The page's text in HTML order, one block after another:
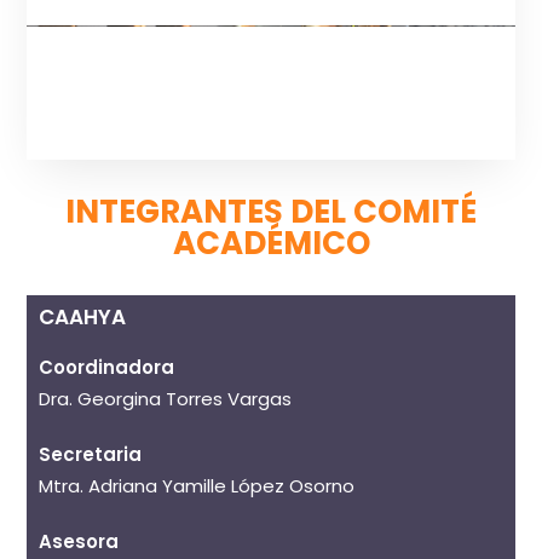
INTEGRANTES DEL COMITÉ
ACADÉMICO
CAAHYA
Coordinadora
Dra. Georgina Torres Vargas
Secretaria
Mtra. Adriana Yamille López Osorno
Asesora